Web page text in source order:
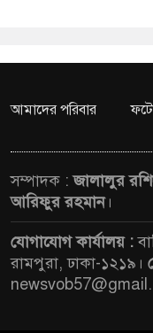
আমাদের পরিবার
সম্পাদক :জালালুর
আরিফুর রহমান।
যোগাযোগ কার্যালয় :
রামপুরা, ঢাকা-১২১৯।